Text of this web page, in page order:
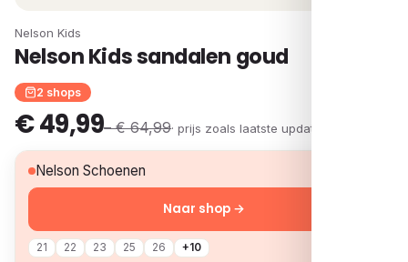
Nelson Kids
Nelson Kids sandalen goud
2 shops
€ 49,99– € 64,99· prijs zoals laatste update
Nelson Schoenen
21 22 23 25 26 +10
Naar shop →